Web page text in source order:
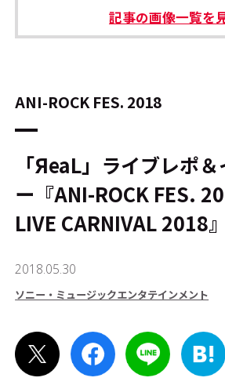
本サイトご利用にあたって
記事の画像一覧を
ANI-ROCK FES. 2018
「ЯeaL」ライブレポ
ー『ANI-ROCK FES.
LIVE CARNIVAL 2018』
2018.05.30
ソニー・ミュージックエンタテインメント